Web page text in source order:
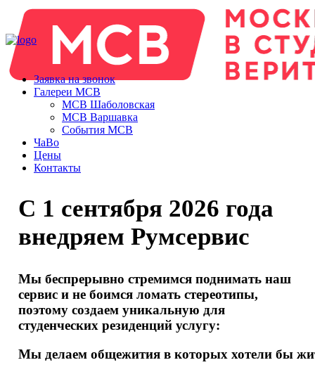
Заявка на звонок
Галереи МСВ
МСВ Шаболовская
МСВ Варшавка
События МСВ
ЧаВо
Цены
Контакты
С 1 сентября 2026 года
внедряем Румсервис
Мы беспрерывно стремимся поднимать наш
сервис и не боимся ломать стереотипы,
поэтому создаем уникальную для
студенческих резиденций услугу:
Мы делаем общежития в которых хотели бы жи